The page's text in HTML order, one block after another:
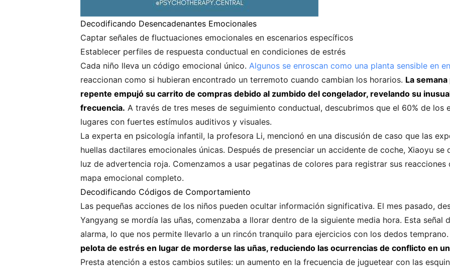
Decodificando Desencadenantes Emocionales
Captar señales de fluctuaciones emocionales en escenarios específicos
Establecer perfiles de respuesta conductual en condiciones de estrés
Cada niño lleva un código emocional único. Algunos se enroscan como una planta sensible en
reaccionan como si hubieran encontrado un terremoto cuando cambian los horarios. La
repente empujó su carrito de compras debido al zumbido del congelador, revelando su
frecuencia. A través de tres meses de seguimiento conductual, descubrimos que el 60% de los
lugares con fuertes estímulos auditivos y visuales.
La experta en psicología infantil, la profesora Li, mencionó en una discusión de caso que las
huellas dactilares emocionales únicas. Después de presenciar un accidente de coche, Xiaoyu
luz de advertencia roja. Comenzamos a usar pegatinas de colores para registrar sus
mapa emocional completo.
Decodificando Códigos de Comportamiento
Las pequeñas acciones de los niños pueden ocultar información significativa. El mes pasado,
Yangyang se mordía las uñas, comenzaba a llorar dentro de la siguiente media hora. Esta señal
alarma, lo que nos permite llevarlo a un rincón tranquilo para ejercicios con los dedos temprano.
pelota de estrés en lugar de morderse las uñas, reduciendo las ocurrencias de conflicto en
Presta atención a estos cambios sutiles: un aumento en la frecuencia de juguetear con las